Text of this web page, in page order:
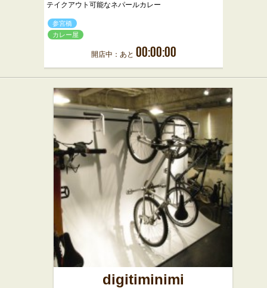
テイクアウト可能なネパールカレー
参宮橋
カレー屋
開店中：あと 00:00:00
digitiminimi